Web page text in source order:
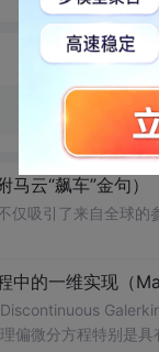
云“飙车”金句）
吸引了来自全球
的一维实现（
偏微分方程特别是